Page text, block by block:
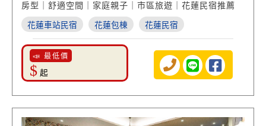
房型｜舒適空間｜家庭親子｜市區旅遊｜花蓮民宿推薦
花蓮車站民宿 花蓮包棟 花蓮民宿
📣 最低價
$ 起